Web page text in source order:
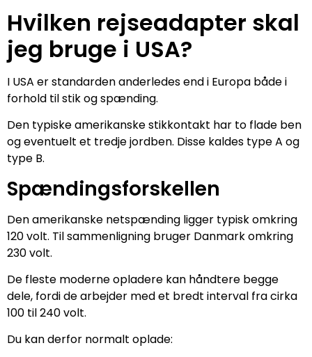
Hvilken rejseadapter skal
jeg bruge i USA?
I USA er standarden anderledes end i Europa både i
forhold til stik og spænding.
Den typiske amerikanske stikkontakt har to flade ben
og eventuelt et tredje jordben. Disse kaldes type A og
type B.
Spændingsforskellen
Den amerikanske netspænding ligger typisk omkring
120 volt. Til sammenligning bruger Danmark omkring
230 volt.
De fleste moderne opladere kan håndtere begge
dele, fordi de arbejder med et bredt interval fra cirka
100 til 240 volt.
Du kan derfor normalt oplade: